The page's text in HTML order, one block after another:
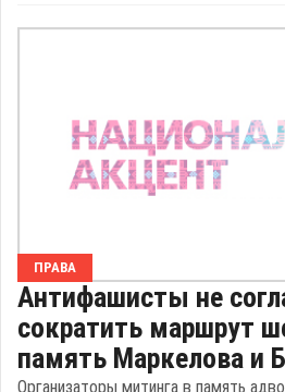
ПРАВА
Антифашисты не
сократить маршрут
память Маркелова и
Организаторы митинга в память